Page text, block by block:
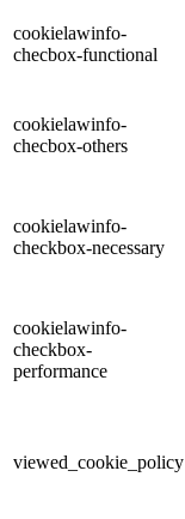
cookielawinfo-
checbox-functional
cookielawinfo-
checbox-others
cookielawinfo-
checkbox-necessary
cookielawinfo-
checkbox-
performance
viewed_cookie_policy